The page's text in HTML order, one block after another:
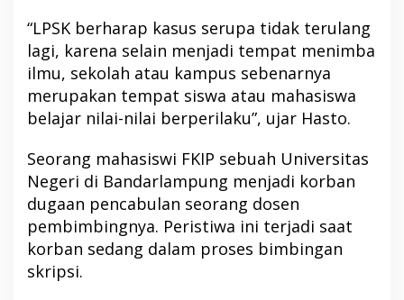
“LPSK berharap kasus serupa tidak terulang
lagi, karena selain menjadi tempat menimba
ilmu, sekolah atau kampus sebenarnya
merupakan tempat siswa atau mahasiswa
belajar nilai-nilai berperilaku”, ujar Hasto.
Seorang mahasiswi FKIP sebuah Universitas
Negeri di Bandarlampung menjadi korban
dugaan pencabulan seorang dosen
pembimbingnya. Peristiwa ini terjadi saat
korban sedang dalam proses bimbingan
skripsi.